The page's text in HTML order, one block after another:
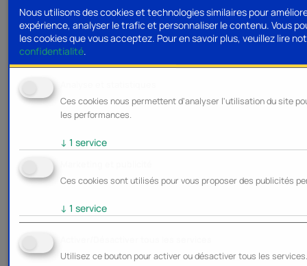
Nous utilisons des cookies et technologies similaires pour
expérience, analyser le trafic et personnaliser le contenu. Vous
les cookies que vous acceptez. Pour en savoir plus, veuillez lire
confidentialité.
Ces cookies nous permettent d'analyser l'utilisation du site
les performances.
↓ 1 service
Ces cookies sont utilisés pour vous proposer des publicités
↓ 1 service
Utilisez ce bouton pour activer ou désactiver tous les services.